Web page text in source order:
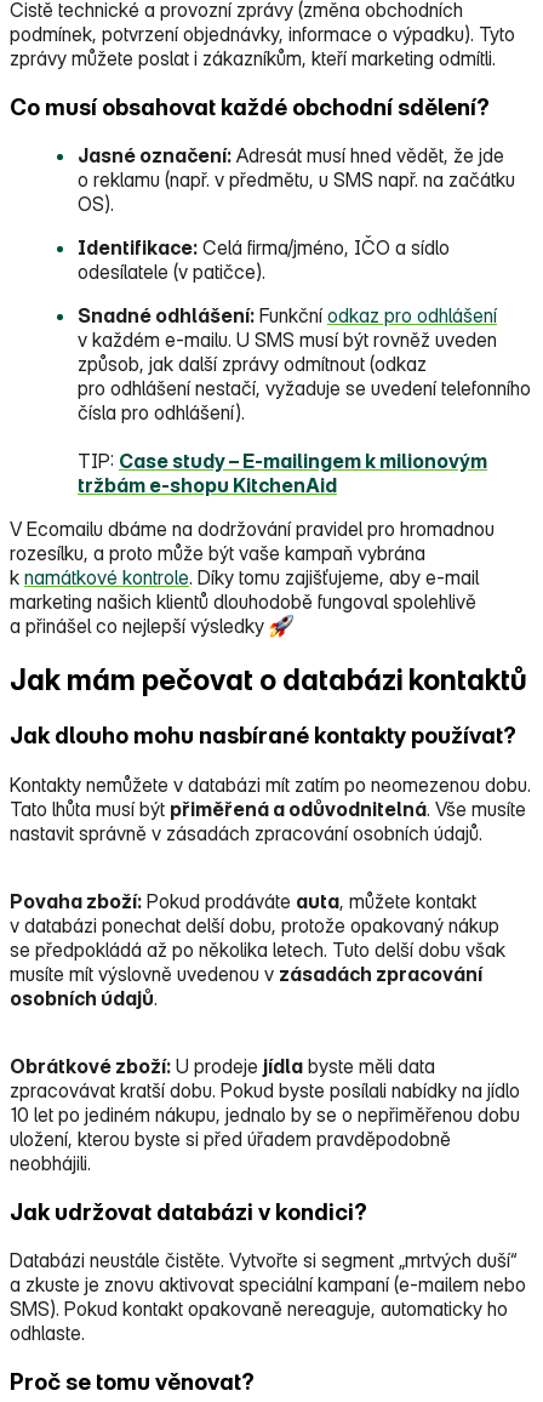
Čistě technické a provozní zprávy (změna obchodních
podmínek, potvrzení objednávky, informace o výpadku). Tyto
zprávy můžete poslat i zákazníkům, kteří marketing odmítli.
Co musí obsahovat každé obchodní sdělení?
Jasné označení: Adresát musí hned vědět, že jde
o reklamu (např. v předmětu, u SMS např. na začátku
OS).
Identifikace: Celá firma/jméno, IČO a sídlo
odesílatele (v patičce).
Snadné odhlášení: Funkčníodkaz pro odhlášení
v každém e‑mailu. U SMS musí být rovněž uveden
způsob, jak další zprávy odmítnout (odkaz
pro odhlášení nestačí, vyžaduje se uvedení telefonního
čísla pro odhlášení).
TIP: Case study – E‑mailingem k milionovým
tržbám e‑shopu KitchenAid
V Ecomailu dbáme na dodržování pravidel pro hromadnou
rozesílku, a proto může být vaše kampaň vybrána
k namátkové kontrole. Díky tomu zajišťujeme, aby e‑mail
marketing našich klientů dlouhodobě fungoval spolehlivě
a přinášel co nejlepší výsledky
Jak mám pečovat o databázi kontaktů
Jak dlouho mohu nasbírané kontakty používat?
Kontakty nemůžete v databázi mít zatím po neomezenou dobu.
Tato lhůta musí být přiměřená a odůvodnitelná. Vše musíte
nastavit správně v zásadách zpracování osobních údajů.
Povaha zboží: Pokud prodáváte auta, můžete kontakt
v databázi ponechat delší dobu, protože opakovaný nákup
se předpokládá až po několika letech. Tuto delší dobu však
musíte mít výslovně uvedenou v zásadách zpracování
osobních údajů.
Obrátkové zboží: U prodeje jídla byste měli data
zpracovávat kratší dobu. Pokud byste posílali nabídky na jídlo
10 let po jediném nákupu, jednalo by se o nepřiměřenou dobu
uložení, kterou byste si před úřadem pravděpodobně
neobhájili.
Jak udržovat databázi v kondici?
Databázi neustále čistěte. Vytvořte si segment „mrtvých duší“
a zkuste je znovu aktivovat speciální kampaní (e‑mailem nebo
SMS). Pokud kontakt opakovaně nereaguje, automaticky ho
odhlaste.
Proč se tomu věnovat?